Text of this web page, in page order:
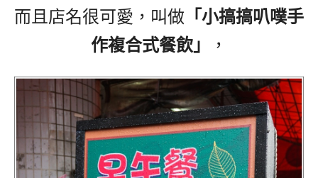
而且店名很可愛，叫做 「小搞搞叭噗手
作複合式餐飲」
，